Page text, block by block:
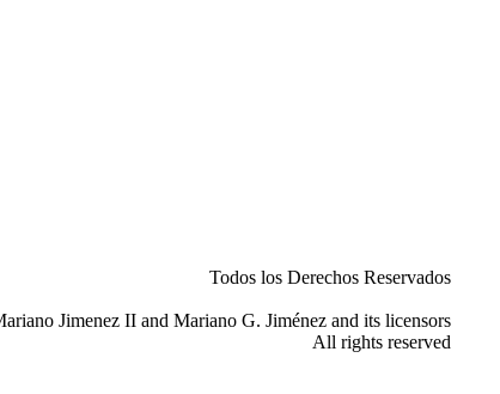
Todos los Derechos Reservados
Jimenez II and Mariano G. Jiménez and its licensors
All rights reserved